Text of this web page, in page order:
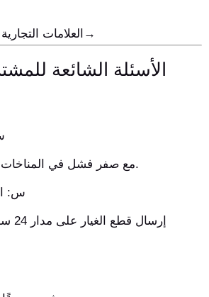
العلامات التجارية المخصصة + $2,000→
الأسئلة الشائعة
تصنيف IP54 مع صفر فشل في المناخات الرطبة.
س: